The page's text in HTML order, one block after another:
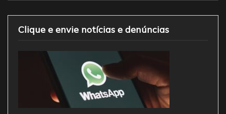
Clique e envie notícias e denúncias